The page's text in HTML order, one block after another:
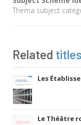
Thema subject
Related titles
Les
Le Théâtre